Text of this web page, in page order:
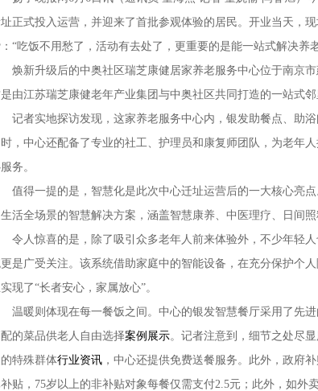
正式投入运营，并迎来了首批参观体验的居民。开业当天，
“吃饭不用愁了，活动有去处了，更重要的是能一站式解决养
升级后的中奥社区瑞芝康健居家养老服务中心位于南京市
由江苏瑞芝康健老年产业集团与中奥社区共同打造的一站式
实地探访发现，这家养老服务中心内，银发助餐点、助浴
，中心还配备了专业的社工、护理员和康复师团队，为老年
务。
一提的是，智慧化是此次中心迁址运营后的一大核心亮点
活全场景的智慧解决方案，涵盖智慧康养、中医理疗、日间照
惊喜的是，除了吸引众多老年人前来体验外，不少年轻人
是广受关注。该系统借助家庭中的智能设备，在充分保护个
现了“长者安心，家属放心”。
则体现在每一餐饭之间。中心的银发智慧餐厅采用了先进
的菜品供老人自由选择案例展示。记者注意到，细节之处尽
特殊群体行业资讯 ，中心还提供免费送餐服务。此外，政府
贴，75岁以上的非补贴对象每餐仅需支付2.5元；此外，如外